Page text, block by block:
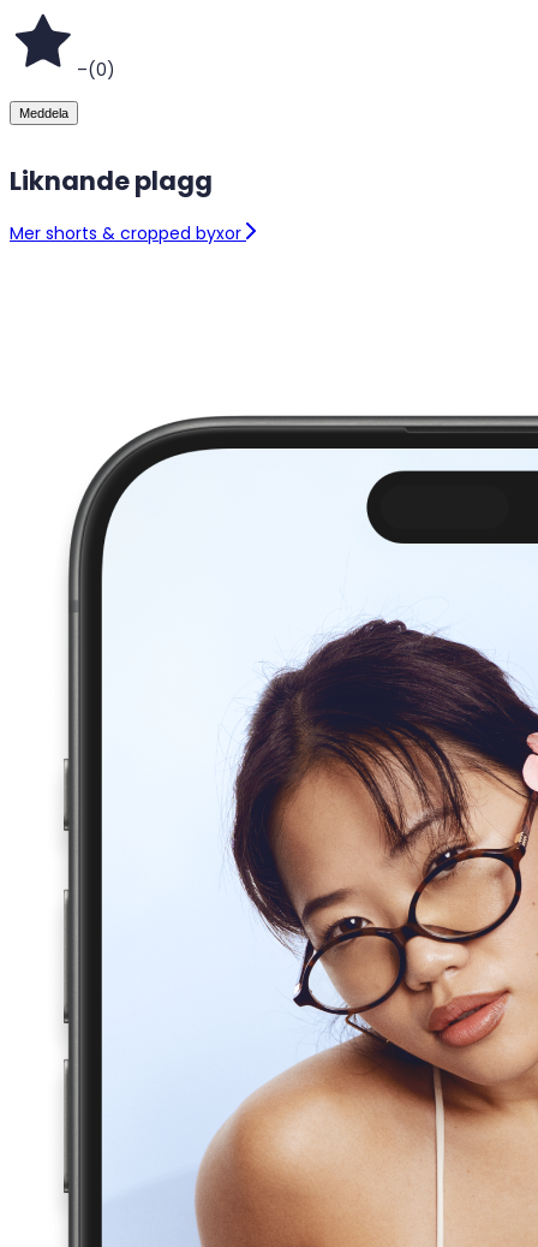
Liknande plagg
Mer shorts & cropped byxor
–(0)
Meddela